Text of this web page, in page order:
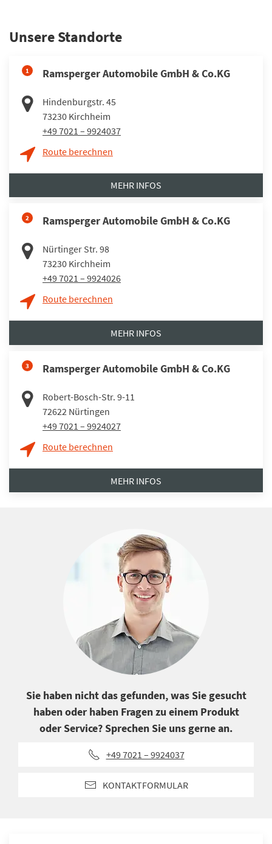
Unsere Standorte
1 Ramsperger Automobile GmbH & Co.KG
Hindenburgstr. 45
73230 Kirchheim
+49 7021 – 9924037
Route berechnen
MEHR INFOS
2 Ramsperger Automobile GmbH & Co.KG
Nürtinger Str. 98
73230 Kirchheim
+49 7021 – 9924026
Route berechnen
MEHR INFOS
3 Ramsperger Automobile GmbH & Co.KG
Robert-Bosch-Str. 9-11
72622 Nürtingen
+49 7021 – 9924027
Route berechnen
MEHR INFOS
Sie haben nicht das gefunden, was Sie gesucht
haben oder haben Fragen zu einem Produkt
oder Service? Sprechen Sie uns gerne an.
+49 7021 – 9924037
KONTAKTFORMULAR